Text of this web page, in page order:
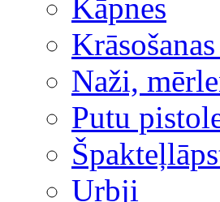
Kāpnes
Naži,
Putu
Urbji